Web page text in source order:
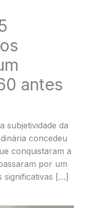
antes
subjetividade da
concedeu
conquistaram a
por um
significativas […]